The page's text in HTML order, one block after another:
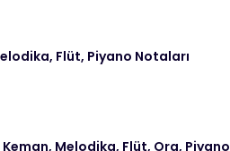
Flüt, Piyano Notaları
Melodika, Flüt, Org, Piyano